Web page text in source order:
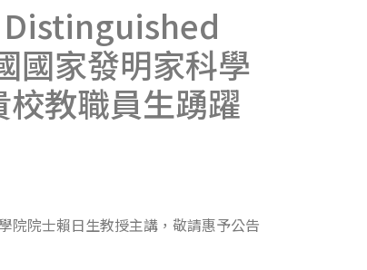
Distinguished
國家發明家科學
教職員生踴躍
院士賴日生教授主講，敬請惠予公告